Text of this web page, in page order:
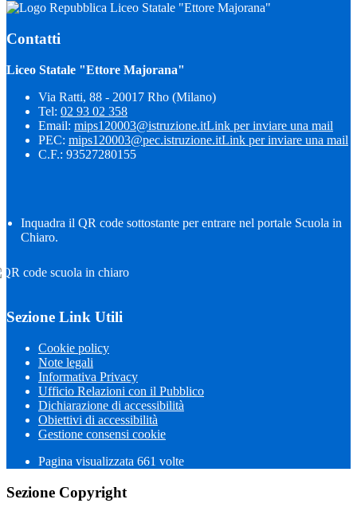
Liceo Statale "Ettore Majorana"
Contatti
Liceo Statale "Ettore Majorana"
Via Ratti, 88 - 20017 Rho (Milano)
Tel: 02 93 02 358
Email: mips120003@istruzione.itLink per inviare una mail
PEC: mips120003@pec.istruzione.itLink per inviare una mail
C.F.: 93527280155
Inquadra il QR code sottostante per entrare nel portale Scuola in
Chiaro.
Sezione Link Utili
Cookie policy
Note legali
Informativa Privacy
Ufficio Relazioni con il Pubblico
Dichiarazione di accessibilità
Obiettivi di accessibilità
Gestione consensi cookie
Pagina visualizzata 661 volte
Sezione Copyright